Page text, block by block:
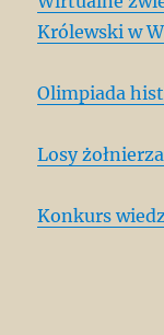
Królewski w
Olimpiada
Losy
Konkurs